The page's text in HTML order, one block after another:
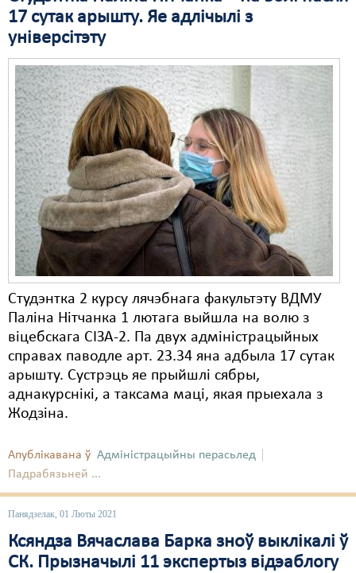
17 сутак арышту. Яе адлічылі з
універсітэту
Студэнтка 2 курсу лячэбнага факультэту ВДМУ
Паліна Нітчанка 1 лютага выйшла на волю з
віцебскага СІЗА-2. Па двух адміністрацыйных
справах паводле арт. 23.34 яна адбыла 17 сутак
арышту. Сустрэць яе прыйшлі сябры,
аднакурснікі, а таксама маці, якая прыехала з
Жодзіна.
Апублікавана ў Адміністрацыйны перасьлед
Падрабязьней ...
Панядзелак, 01 Люты 2021
Ксяндза Вячаслава Барка зноў выклікалі ў
СК. Прызначылі 11 экспертыз відэаблогу